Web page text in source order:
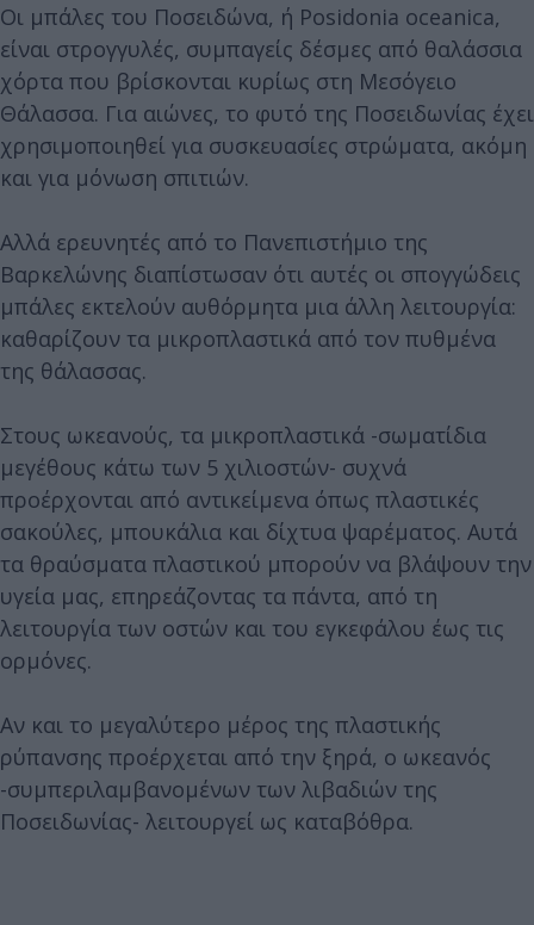
Οι μπάλες του Ποσειδώνα, ή Posidonia oceanica,
είναι στρογγυλές, συμπαγείς δέσμες από θαλάσσια
χόρτα που βρίσκονται κυρίως στη Μεσόγειο
Θάλασσα. Για αιώνες, το φυτό της Ποσειδωνίας έχει
χρησιμοποιηθεί για συσκευασίες στρώματα, ακόμη
και για μόνωση σπιτιών.
Αλλά ερευνητές από το Πανεπιστήμιο της
Βαρκελώνης διαπίστωσαν ότι αυτές οι σπογγώδεις
μπάλες εκτελούν αυθόρμητα μια άλλη λειτουργία:
καθαρίζουν τα μικροπλαστικά από τον πυθμένα
της θάλασσας.
Στους ωκεανούς, τα μικροπλαστικά -σωματίδια
μεγέθους κάτω των 5 χιλιοστών- συχνά
προέρχονται από αντικείμενα όπως πλαστικές
σακούλες, μπουκάλια και δίχτυα ψαρέματος. Αυτά
τα θραύσματα πλαστικού μπορούν να βλάψουν την
υγεία μας, επηρεάζοντας τα πάντα, από τη
λειτουργία των οστών και του εγκεφάλου έως τις
ορμόνες.
Αν και το μεγαλύτερο μέρος της πλαστικής
ρύπανσης προέρχεται από την ξηρά, ο ωκεανός
-συμπεριλαμβανομένων των λιβαδιών της
Ποσειδωνίας- λειτουργεί ως καταβόθρα.